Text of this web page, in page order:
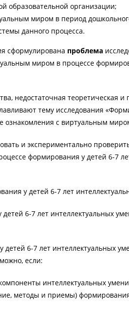
образовательной организации;
миром в период
данного процесса.
сформулирована проблема
миром в процессе
недостаточная теоретическая и
тему исследования
ознакомления с виртуальным
и экспериментально
формирования у детей 6-7
у детей 6-7 лет
6-7 лет интеллектуальных
6-7 лет интеллектуальных
если:
интеллектуальных
методы и приемы)